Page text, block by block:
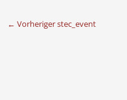
← Vorheriger stec_event